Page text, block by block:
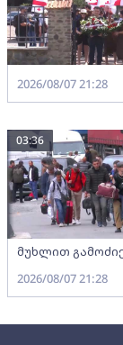
2026/08/07 21:28
მუხლით
03:36
2026/08/07 21:28